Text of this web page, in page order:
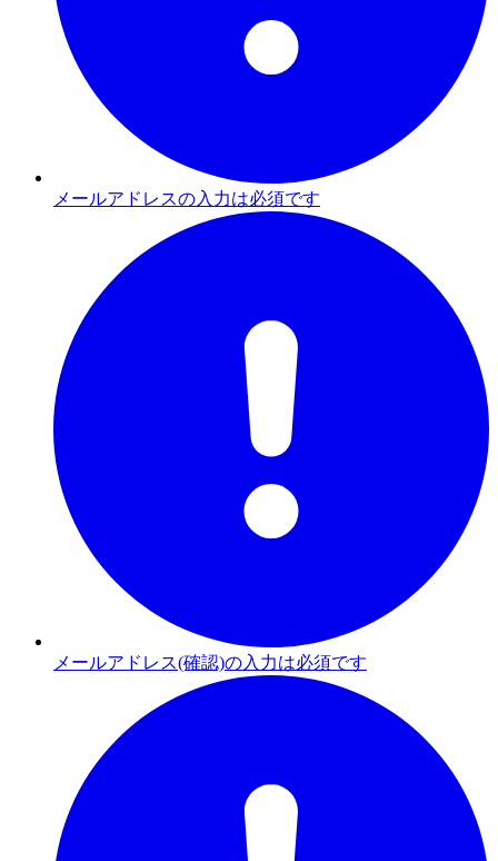
メールアドレスの入力は必須です
メールアドレス(確認)の入力は必須です